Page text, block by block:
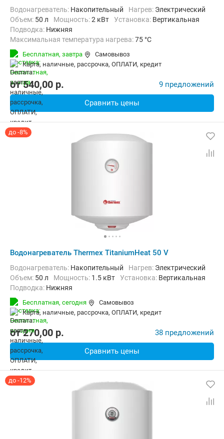
Водонагреватель: Накопительный нагрев: Электрический
Объем: 50 л Мощность:2 кВт Установка: Вертикальная
Подводка: Нижняя
Максимальная температура нагрева:75 °C
Дополнительно:
Бесплатная, завтра
Самовывоз
карта, наличные, рассрочка, ОПЛАТИ, кредит
от540,00 p. 9 предложений
Сравнить цены
до -8%
Водонагреватель Thermex TitaniumHeat 50 V
Водонагреватель: Накопительный нагрев: Электрический
Объем: 50 л Мощность: 1.5 кВт Установка: Вертикальная
Подводка: Нижняя
Бесплатная, сегодня
Самовывоз
карта, наличные, рассрочка, ОПЛАТИ, кредит
от270,00 p. 38 предложений
Сравнить цены
до -12%